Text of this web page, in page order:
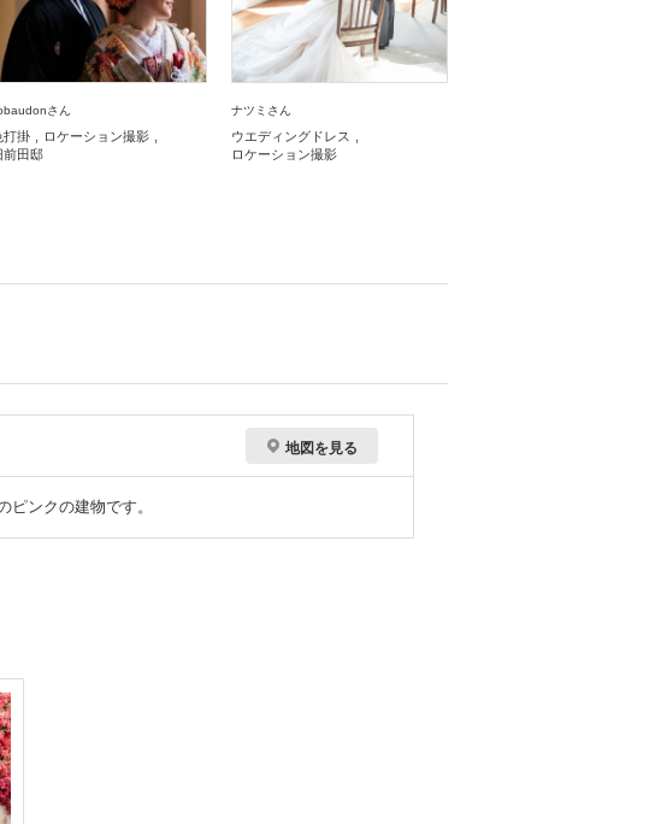
さん
打掛
ロケーション撮影
前田邸
ナツミさん
ウエディングドレス
ロケーション撮影
地図を見る
ンクの建物です。